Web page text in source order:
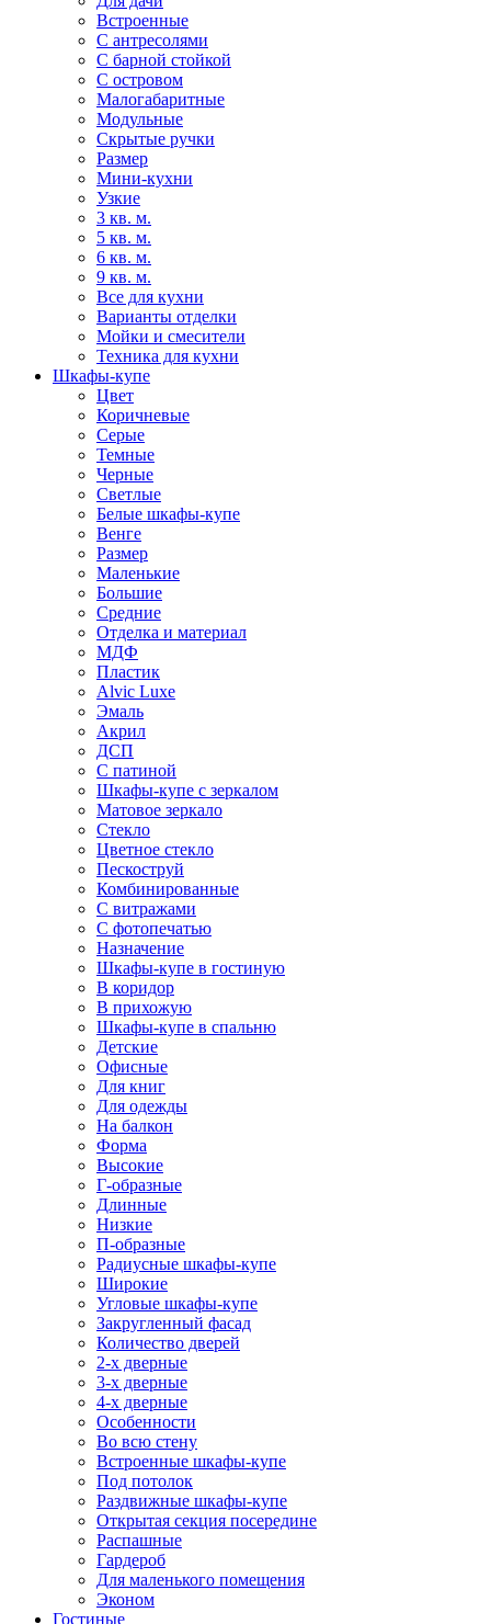
Встроенные
С антресолями
С барной стойкой
С островом
Малогабаритные
Модульные
Скрытые ручки
Размер
Мини-кухни
Узкие
3 кв. м.
5 кв. м.
6 кв. м.
9 кв. м.
Все для кухни
Варианты отделки
Мойки и смесители
Техника для кухни
Шкафы-купе
Цвет
Коричневые
Серые
Темные
Черные
Светлые
Белые шкафы-купе
Венге
Размер
Маленькие
Большие
Средние
Отделка и материал
МДФ
Пластик
Alvic Luxe
Эмаль
Акрил
ДСП
С патиной
Шкафы-купе с зеркалом
Матовое зеркало
Стекло
Цветное стекло
Пескоструй
Комбинированные
С витражами
С фотопечатью
Назначение
Шкафы-купе в гостиную
В коридор
В прихожую
Шкафы-купе в спальню
Детские
Офисные
Для книг
Для одежды
На балкон
Форма
Высокие
Г-образные
Длинные
Низкие
П-образные
Радиусные шкафы-купе
Широкие
Угловые шкафы-купе
Закругленный фасад
Количество дверей
2-х дверные
3-х дверные
4-х дверные
Особенности
Во всю стену
Встроенные шкафы-купе
Под потолок
Раздвижные шкафы-купе
Открытая секция посередине
Распашные
Гардероб
Для маленького помещения
Эконом
Гостиные